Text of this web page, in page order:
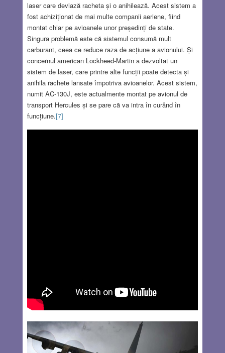
laser care deviază racheta și o anihilează. Acest sistem a
fost achiziționat de mai multe companii aeriene, fiind
montat chiar pe avioanele unor președinți de state.
Singura problemă este că sistemul consumă mult
carburant, ceea ce reduce raza de acțiune a avionului. Și
concernul american Lockheed-Martin a dezvoltat un
sistem de laser, care printre alte funcții poate detecta și
anihila rachete lansate împotriva avioanelor. Acest sistem,
numit AC-130J, este actualmente montat pe avionul de
transport Hercules și se pare că va intra în curând în
funcțiune.[7]